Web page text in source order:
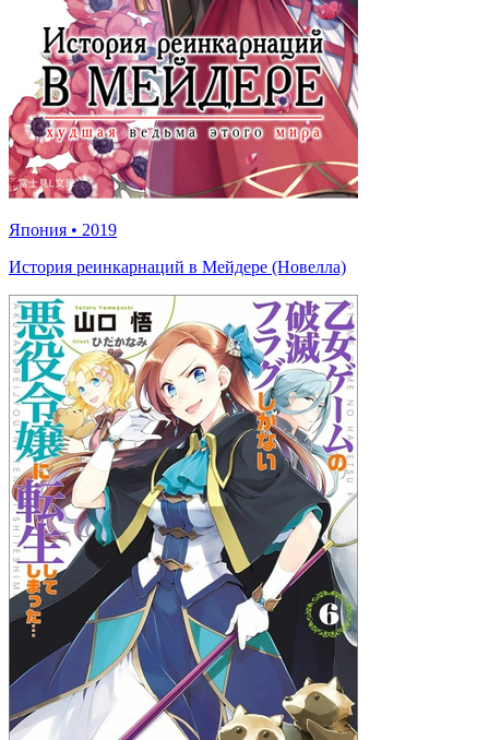
Япония • 2019
История реинкарнаций в Мейдере (Новелла)